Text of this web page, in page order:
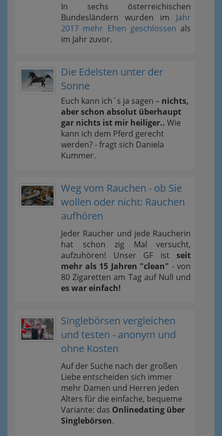
In sechs österreichischen
Bundesländern wurden im Jahr
2017 mehr Ehen geschlossen als
im Jahr zuvor.
Die Edelsten unter der
Sonne
Euch kann ich´s ja sagen – nichts,
aber schon absolut überhaupt
gar nichts ist mir heiliger.. Wie
kann ich dem Pferd gerecht
werden? - fragt sich Daniela
Kummer.
Weg vom Rauchen - ob Sie
wollen oder nicht: Rauchen
aufhören
Jeder Raucher und jede Raucherin
hat schon zig Mal versucht,
aufzuhören! Unser GF ist seit
mehr als 15 Jahren "clean" - von
80 Zigaretten am Tag auf Null und
es war einfach!
Singlebörsen vergleichen
und testen - anonym und
ohne Kosten
Auf der Suche nach der großen
Liebe entscheiden sich immer
mehr Damen und Herren jeden
Alters für die einfache, bequeme
Variante: das Onlinedating über
Singlebörsen.